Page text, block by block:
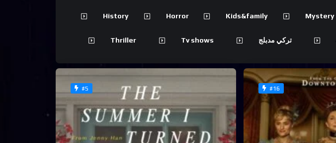
#5 #16
History Horror Kids&family Mystery
Thriller Tv shows تركي مدبلج